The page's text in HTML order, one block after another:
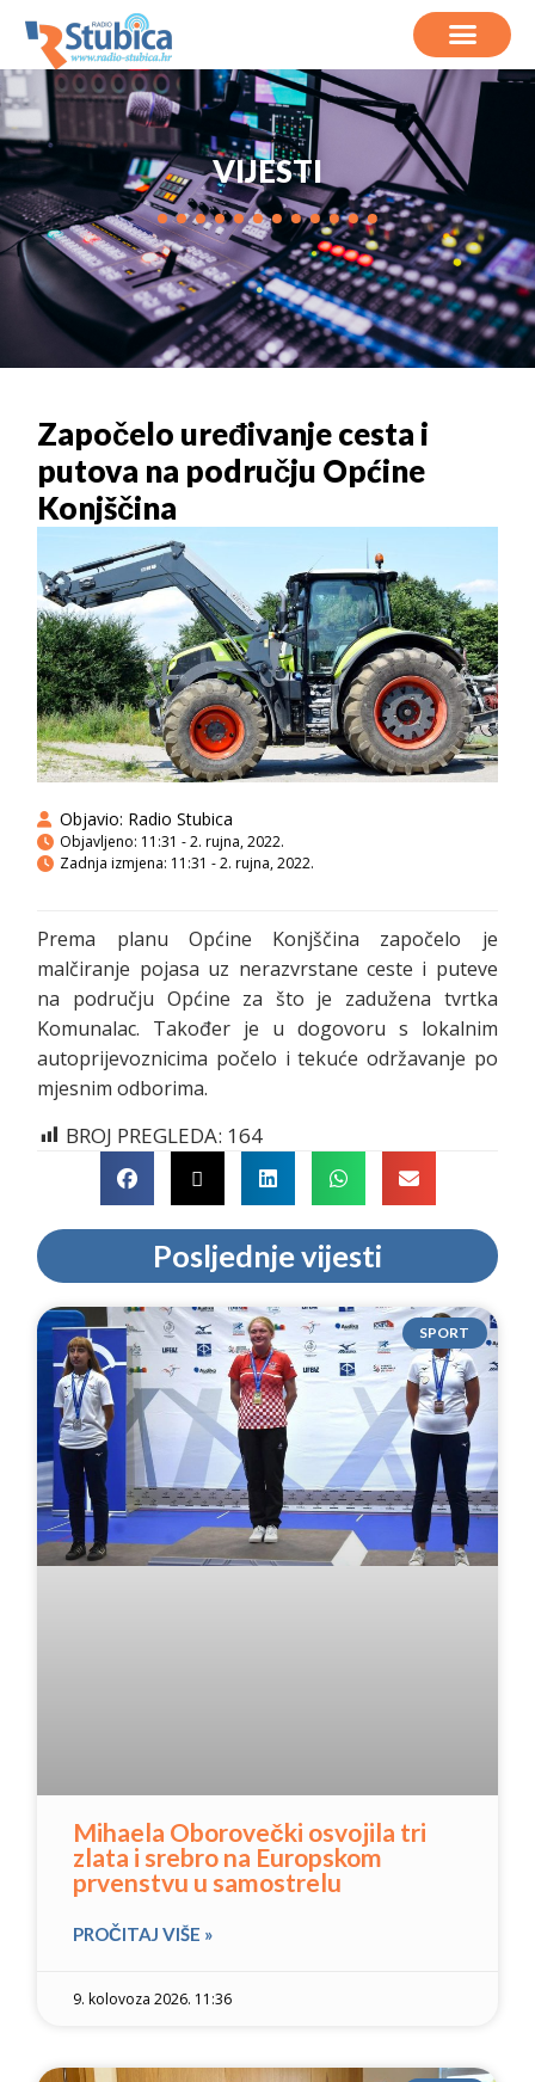
VIJESTI
Započelo uređivanje cesta i
putova na području Općine
Konjščina
Objavio: Radio Stubica
Objavljeno: 11:31 - 2. rujna, 2022.
Zadnja izmjena: 11:31 - 2. rujna, 2022.
Prema planu Općine Konjščina započelo je
malčiranje pojasa uz nerazvrstane ceste i puteve
na području Općine za što je zadužena tvrtka
Komunalac. Također je u dogovoru s lokalnim
autoprijevoznicima počelo i tekuće održavanje po
mjesnim odborima.
BROJ PREGLEDA: 164
Posljednje vijesti
SPORT
Mihaela Oborovečki osvojila tri
zlata i srebro na Europskom
prvenstvu u samostrelu
PROČITAJ VIŠE »
9. kolovoza 2026. 11:36